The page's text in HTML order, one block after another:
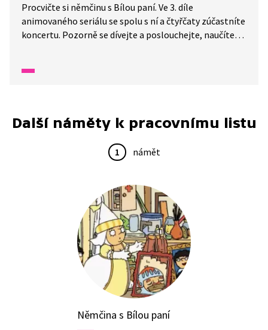
Procvičte si němčinu s Bílou paní. Ve 3. díle
animovaného seriálu se spolu s ní a čtyřčaty zúčastníte
koncertu. Pozorně se dívejte a poslouchejte, naučíte
Další náměty k pracovnímu listu
1 námět
Němčina s Bílou paní